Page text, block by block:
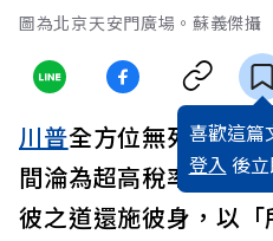
圖為北京天安門廣場。蘇義傑攝
喜歡這篇
登入 後
川普全方位無死角的「
間淪為超高稅率重災區
彼之道還施彼身，以